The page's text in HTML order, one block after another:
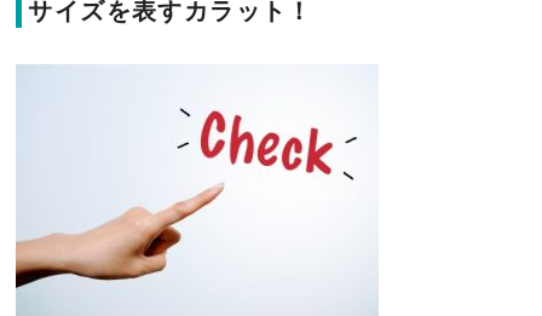
サイズを表すカラット！